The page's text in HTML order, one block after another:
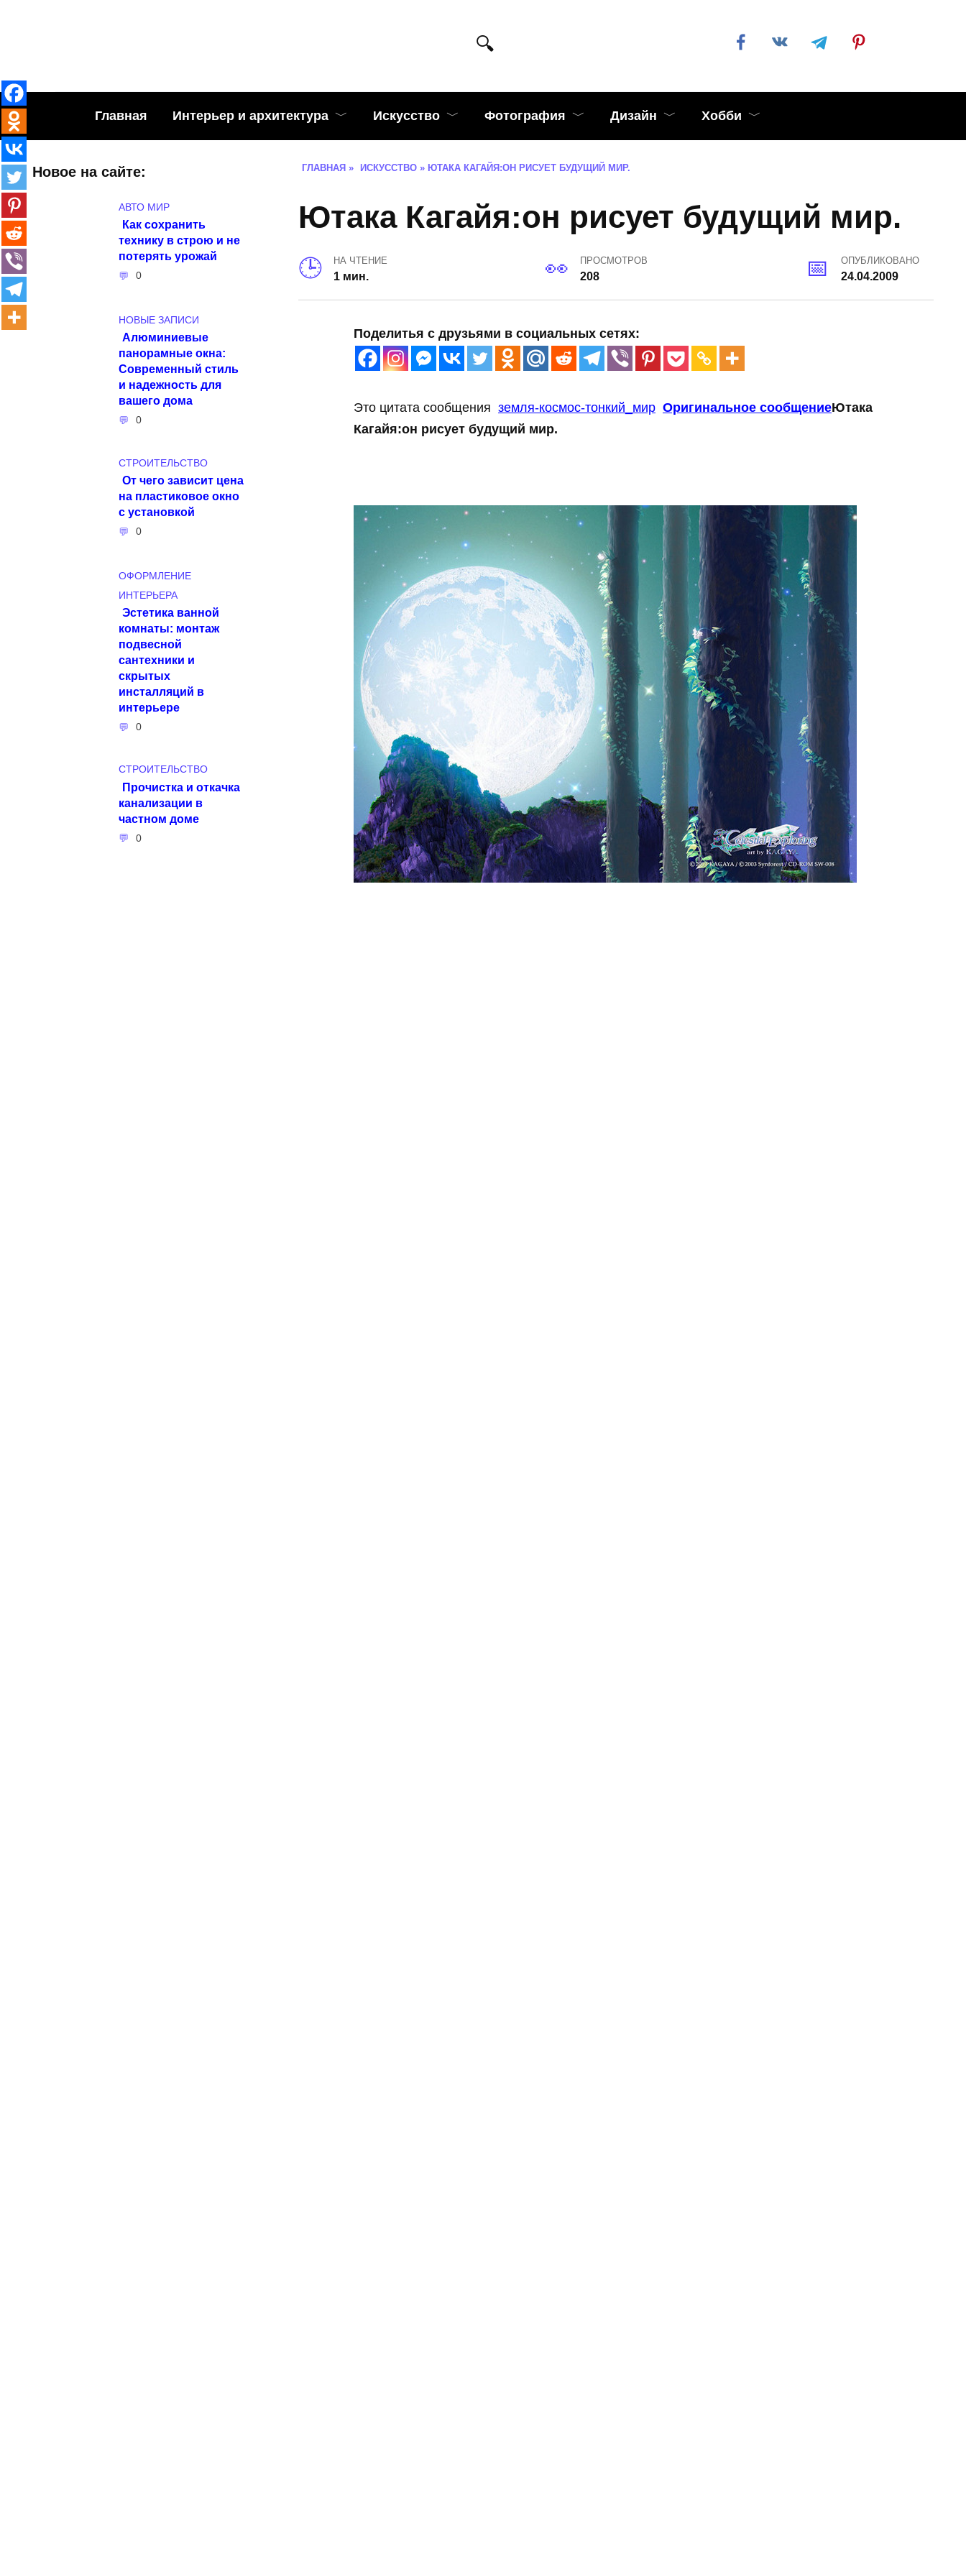
Главная Интерьер и архитектура Искусство Фотография Дизайн Хобби
ГЛАВНАЯ » ИСКУССТВО » ЮТАКА КАГАЙЯ:ОН РИСУЕТ БУДУЩИЙ МИР.
Ютака Кагайя:он рисует будущий мир.
НА ЧТЕНИЕ
1 мин.
ПРОСМОТРОВ
208
ОПУБЛИКОВАНО
24.04.2009
Поделитья с друзьями в социальных сетях:
Это цитата сообщения земля-космос-тонкий_мир Оригинальное сообщениеЮтака
Кагайя:он рисует будущий мир.
Новое на сайте:
АВТО МИР
Как сохранить
технику в строю и не
потерять урожай
0
НОВЫЕ ЗАПИСИ
Алюминиевые
панорамные окна:
Современный стиль
и надежность для
вашего дома
0
СТРОИТЕЛЬСТВО
От чего зависит цена
на пластиковое окно
с установкой
0
ОФОРМЛЕНИЕ
ИНТЕРЬЕРА
Эстетика ванной
комнаты: монтаж
подвесной
сантехники и
скрытых
инсталляций в
интерьере
0
СТРОИТЕЛЬСТВО
Прочистка и откачка
канализации в
частном доме
0